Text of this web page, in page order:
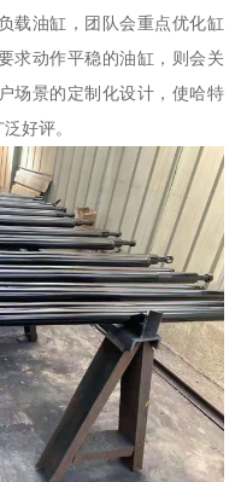
载油缸，团队会重点优化缸
求动作平稳的油缸，则会关
场景的定制化设计，使哈特
好评。